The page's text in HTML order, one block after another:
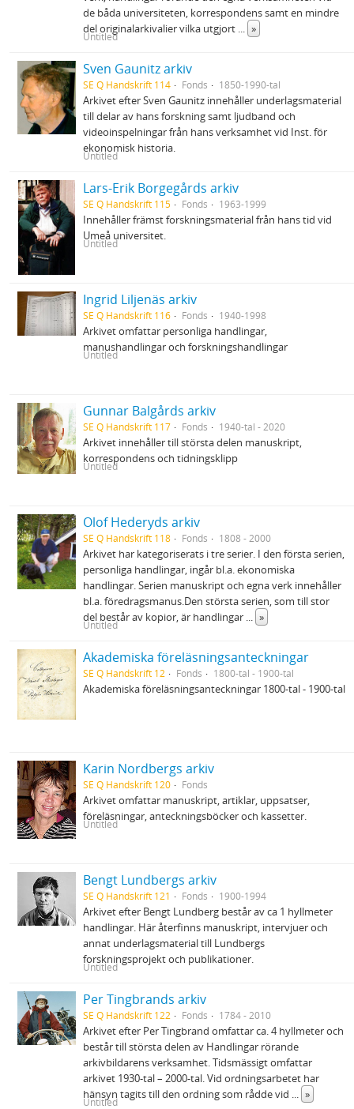
de båda universiteten, korrespondens samt en mindre
del originalarkivalier vilka utgjort ... »
Untitled
Sven Gaunitz arkiv
SE Q Handskrift 114 Fonds 1850-1990-tal
Arkivet efter Sven Gaunitz innehåller underlagsmaterial
till delar av hans forskning samt ljudband och
videoinspelningar från hans verksamhet vid Inst. för
ekonomisk historia.
Untitled
Lars-Erik Borgegårds arkiv
SE Q Handskrift 115 Fonds 1963-1999
Innehåller främst forskningsmaterial från hans tid vid
Umeå universitet.
Untitled
Ingrid Liljenäs arkiv
SE Q Handskrift 116 Fonds 1940-1998
Arkivet omfattar personliga handlingar,
manushandlingar och forskningshandlingar
Untitled
Gunnar Balgårds arkiv
SE Q Handskrift 117 Fonds 1940-tal - 2020
Arkivet innehåller till största delen manuskript,
korrespondens och tidningsklipp
Untitled
Olof Hederyds arkiv
SE Q Handskrift 118 Fonds 1808 - 2000
Arkivet har kategoriserats i tre serier. I den första serien,
personliga handlingar, ingår bl.a. ekonomiska
handlingar. Serien manuskript och egna verk innehåller
bl.a. föredragsmanus.Den största serien, som till stor
del består av kopior, är handlingar ... »
Untitled
Akademiska föreläsningsanteckningar
SE Q Handskrift 12 Fonds 1800-tal - 1900-tal
Akademiska föreläsningsanteckningar 1800-tal - 1900-tal
Karin Nordbergs arkiv
SE Q Handskrift 120 Fonds
Arkivet omfattar manuskript, artiklar, uppsatser,
föreläsningar, anteckningsböcker och kassetter.
Untitled
Bengt Lundbergs arkiv
SE Q Handskrift 121 Fonds 1900-1994
Arkivet efter Bengt Lundberg består av ca 1 hyllmeter
handlingar. Här återfinns manuskript, intervjuer och
annat underlagsmaterial till Lundbergs
forskningsprojekt och publikationer.
Untitled
Per Tingbrands arkiv
SE Q Handskrift 122 Fonds 1784 - 2010
Arkivet efter Per Tingbrand omfattar ca. 4 hyllmeter och
består till största delen av Handlingar rörande
arkivbildarens verksamhet. Tidsmässigt omfattar
arkivet 1930-tal – 2000-tal. Vid ordningsarbetet har
hänsyn tagits till den ordning som rådde vid ... »
Untitled